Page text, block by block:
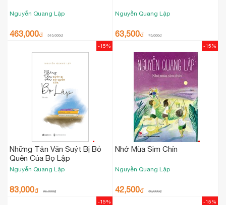
Nguyễn Quang Lập
463,000₫ 545,000₫
Nguyễn Quang Lập
63,500₫ 75,000₫
Những Tản Văn Suýt Bị Bỏ
Quên Của Bọ Lập
Nguyễn Quang Lập
83,000₫ 98,000₫
-15%
Nhớ Mùa Sim Chín
Nguyễn Quang Lập
42,500₫ 50,000₫
-15%
-15% -15%